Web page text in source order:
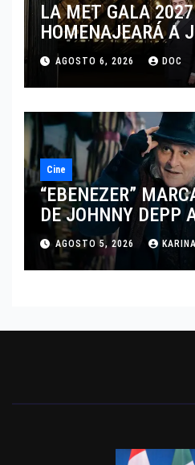
LA MET GALA 2027
HOMENAJEARÁ A
MARCANDO EL
DEL DRAMATISMO
AGOSTO 6, 2026 DOC
Cine
“EBENEZER”
DE JOHNNY DEPP
TRAS SU PASO
INDEPENDIENTE
AGOSTO 5, 2026